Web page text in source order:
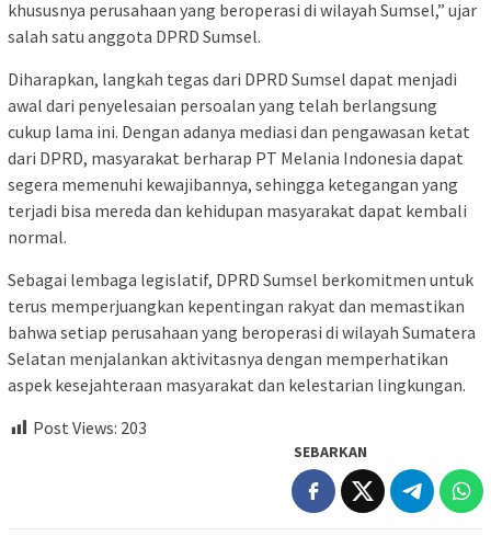
khususnya perusahaan yang beroperasi di wilayah Sumsel,” ujar
salah satu anggota DPRD Sumsel.
Diharapkan, langkah tegas dari DPRD Sumsel dapat menjadi
awal dari penyelesaian persoalan yang telah berlangsung
cukup lama ini. Dengan adanya mediasi dan pengawasan ketat
dari DPRD, masyarakat berharap PT Melania Indonesia dapat
segera memenuhi kewajibannya, sehingga ketegangan yang
terjadi bisa mereda dan kehidupan masyarakat dapat kembali
normal.
Sebagai lembaga legislatif, DPRD Sumsel berkomitmen untuk
terus memperjuangkan kepentingan rakyat dan memastikan
bahwa setiap perusahaan yang beroperasi di wilayah Sumatera
Selatan menjalankan aktivitasnya dengan memperhatikan
aspek kesejahteraan masyarakat dan kelestarian lingkungan.
Post Views: 203
SEBARKAN